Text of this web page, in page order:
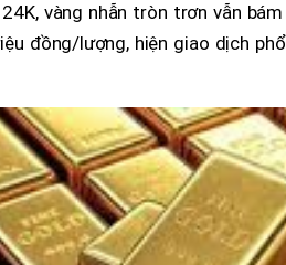
vàng nhẫn tròn trơn vẫn
đồng/lượng, hiện giao dịch